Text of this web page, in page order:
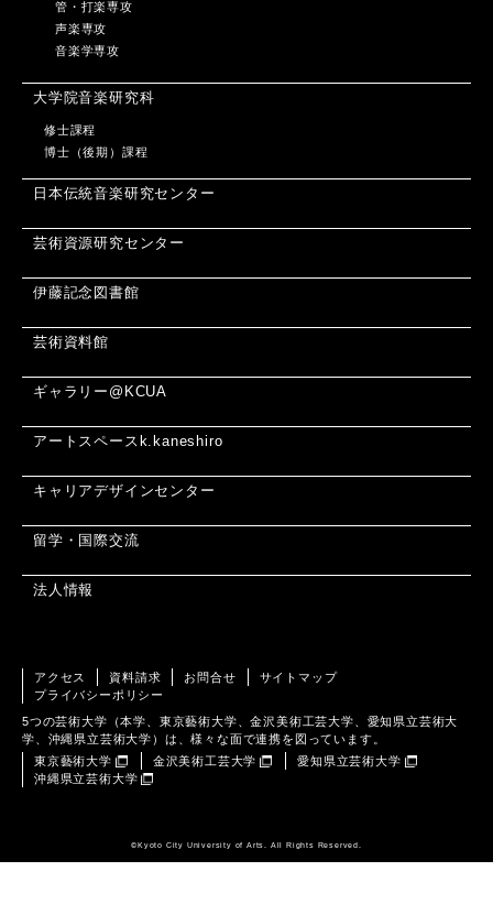
管・打楽専攻
声楽専攻
音楽学専攻
大学院音楽研究科
修士課程
博士（後期）課程
日本伝統音楽研究センター
芸術資源研究センター
伊藤記念図書館
芸術資料館
ギャラリー@KCUA
アートスペースk.kaneshiro
キャリアデザインセンター
留学・国際交流
法人情報
アクセス 資料請求 お問合せ
サイトマップ
プライバシーポリシー
5つの芸術大学（本学、東京藝術大学、金沢美術工芸大学、愛知県立芸術大
学、沖縄県立芸術大学）は、様々な面で連携を図っています。
東京藝術大学
金沢美術工芸大学
愛知県立芸術大学
沖縄県立芸術大学
©️Kyoto City University of Arts. All Rights Reserved.